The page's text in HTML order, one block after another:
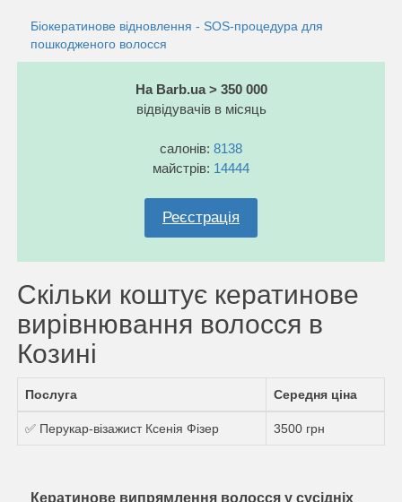
Біокератинове відновлення - SOS-процедура для
пошкодженого волосся
На Barb.ua > 350 000
відвідувачів в місяць
салонів: 8138
майстрів: 14444
Реєстрація
Скільки коштує кератинове
вирівнювання волосся в
Козині
Послуга Середня ціна
✅ Перукар-візажист Ксенія Фізер 3500 грн
Кератинове випрямлення волосся у сусідніх